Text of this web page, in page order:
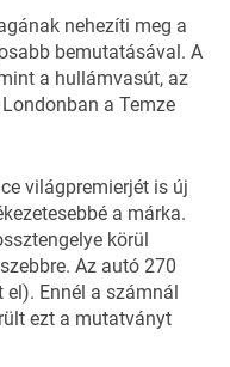
nehezíti meg a
bemutatásával. A
a hullámvasút, az
a Temze
világpremierjét is új
a márka.
körül
Az autó 270
Ennél a számnál
ezt a mutatványt